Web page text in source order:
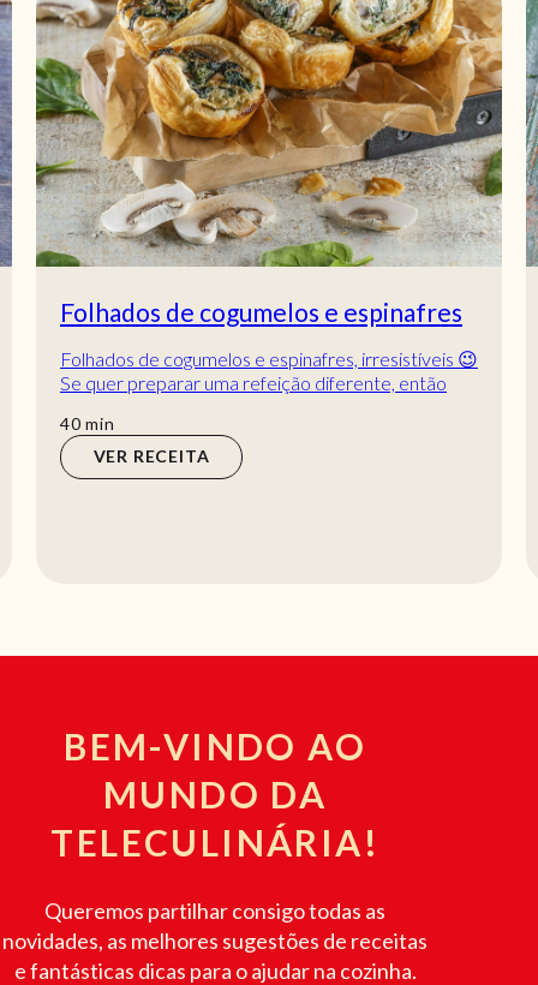
Folhados de cogumelos e espinafres
Folhados de cogumelos e espinafres, irresistíveis 😉
Se quer preparar uma refeição diferente, então
40min
min
VER RECEITA
BEM-VINDO AO
MUNDO DA
TELECULINÁRIA!
Queremos partilhar consigo todas as
novidades, as melhores sugestões de receitas
e fantásticas dicas para o ajudar na cozinha.